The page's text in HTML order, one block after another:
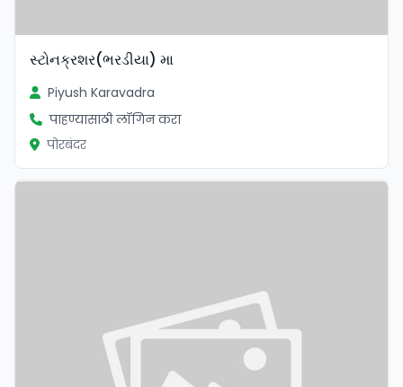
સ્ટોનક્રશર(ભરડીયા) મા
Piyush Karavadra
पाहण्यासाठी लॉगिन करा
पोरबंदर